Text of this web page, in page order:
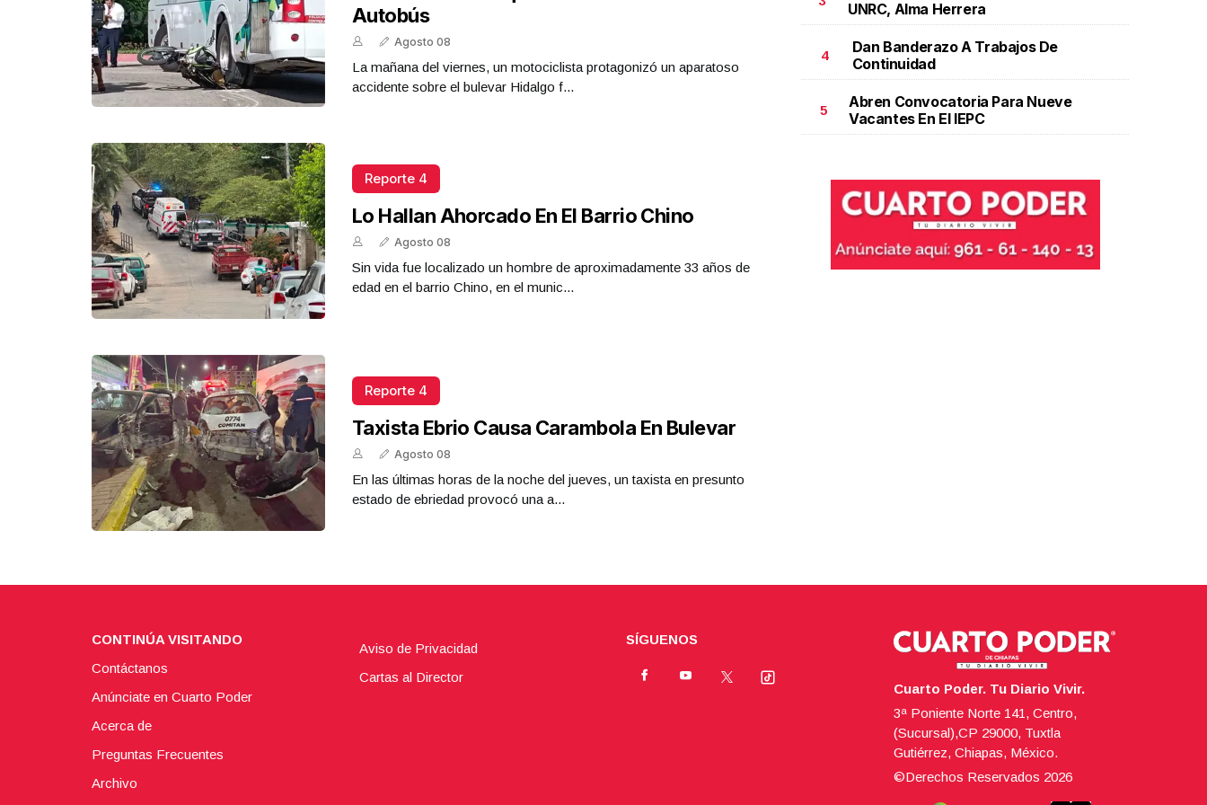
Autobús
Agosto 08
La mañana del viernes, un motociclista protagonizó un aparatoso
accidente sobre el bulevar Hidalgo f...
Reporte 4
Lo Hallan Ahorcado En El Barrio Chino
Agosto 08
Sin vida fue localizado un hombre de aproximadamente 33 años de
edad en el barrio Chino, en el munic...
Reporte 4
Taxista Ebrio Causa Carambola En Bulevar
Agosto 08
En las últimas horas de la noche del jueves, un taxista en presunto
estado de ebriedad provocó una a...
UNRC, Alma Herrera
4
Dan Banderazo A Trabajos De
Continuidad
5
Abren Convocatoria Para Nueve
Vacantes En El IEPC
CONTINÚA VISITANDO
Contáctanos
Anúnciate en Cuarto Poder
Acerca de
Preguntas Frecuentes
Archivo
Aviso de Privacidad
Cartas al Director
SÍGUENOS
Cuarto Poder. Tu Diario Vivir.
3ª Poniente Norte 141, Centro,
(Sucursal),CP 29000, Tuxtla
Gutiérrez, Chiapas, México.
©Derechos Reservados 2026